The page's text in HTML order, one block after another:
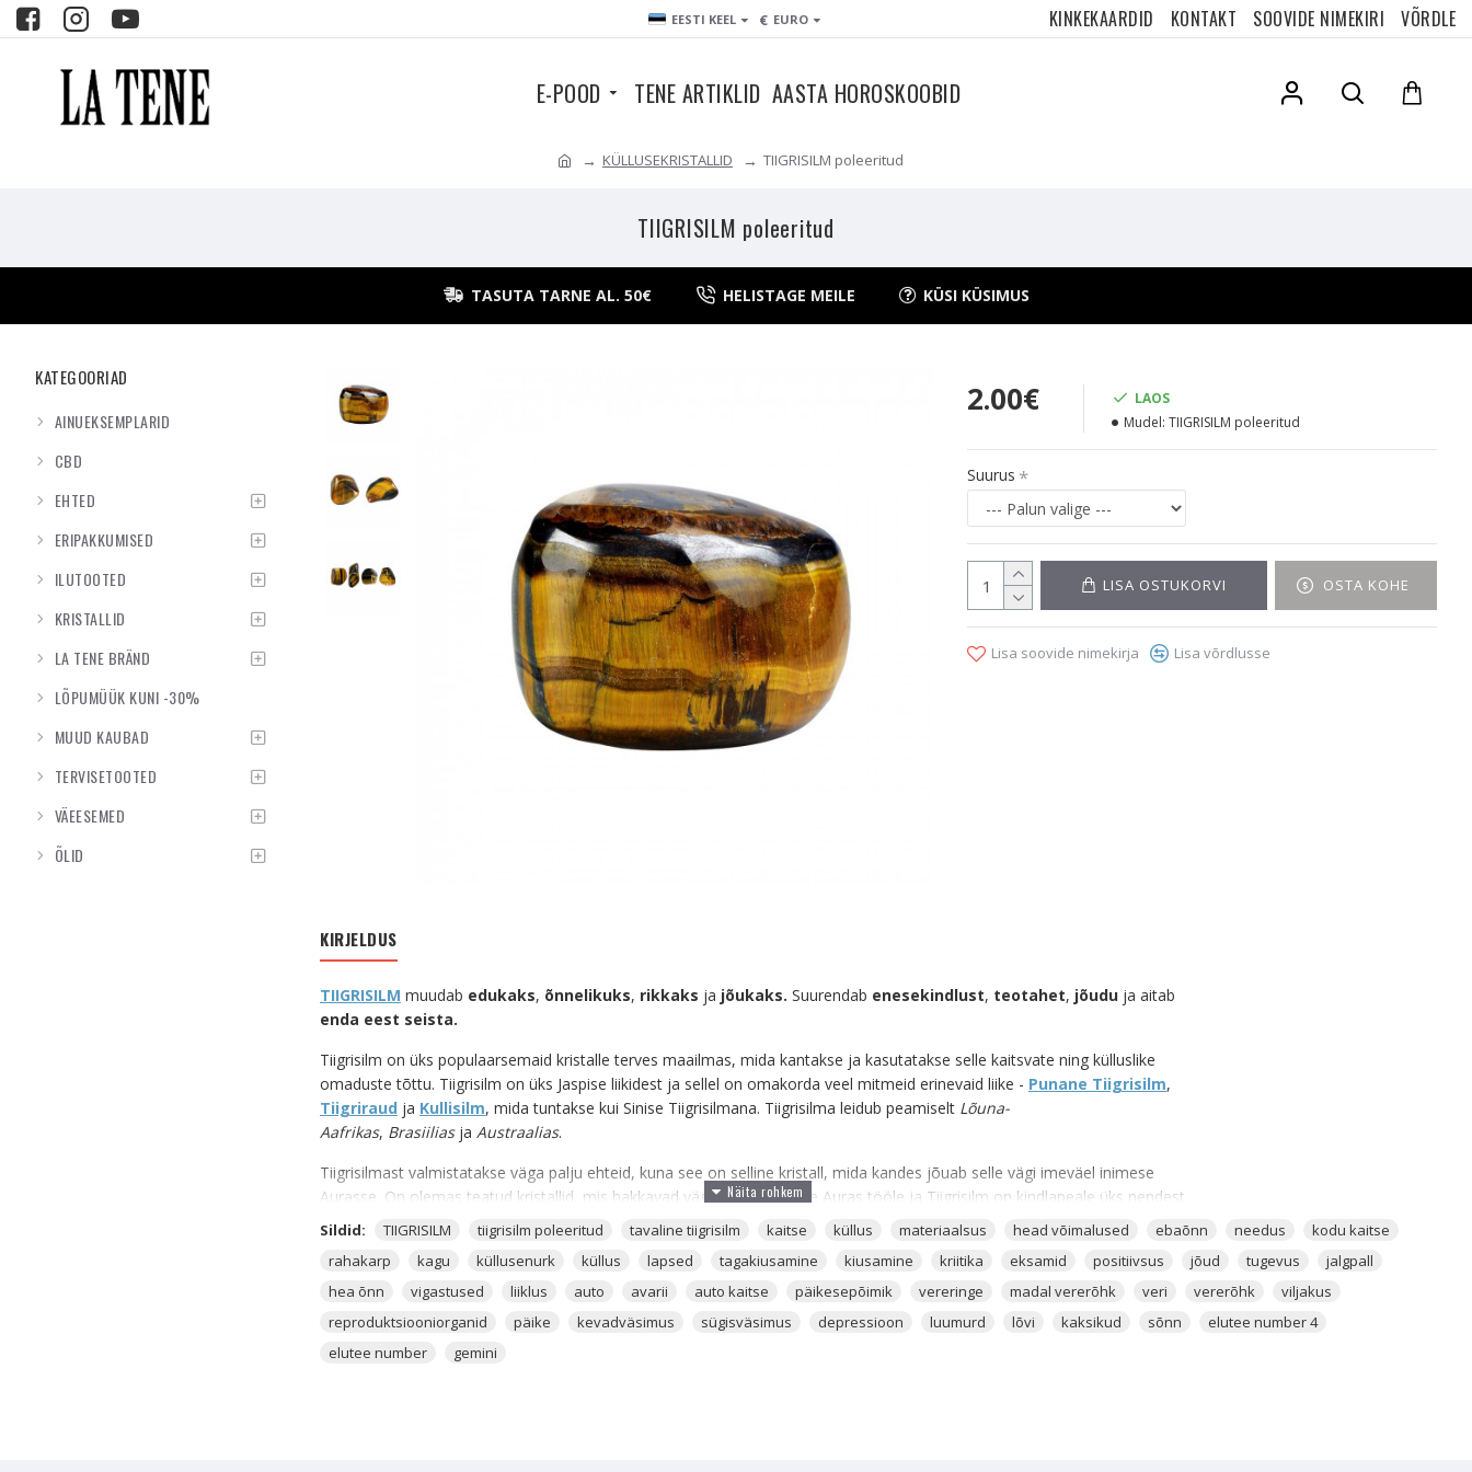
EESTI KEEL € EURO KINKEKAARDID KONTAKT SOOVIDE NIMEKIRI VÕRDLE
E-POOD TENE ARTIKLID AASTA HOROSKOOBID
KÜLLUSEKRISTALLID TIIGRISILM poleeritud
TIIGRISILM poleeritud
TASUTA TARNE AL. 50€ HELISTAGE MEILE KÜSI KÜSIMUS
KATEGOORIAD
AINUEKSEMPLARID
CBD
EHTED
ERIPAKKUMISED
ILUTOOTED
KRISTALLID
LA TENE BRÄND
LÕPUMÜÜK KUNI -30%
MUUD KAUBAD
TERVISETOOTED
VÄEESEMED
ÕLID
2.00€
LAOS
Mudel: TIIGRISILM poleeritud
Suurus
LISA OSTUKORVI OSTA KOHE
Lisa soovide nimekirja Lisa võrdlusse
KIRJELDUS
TIIGRISILM muudab edukaks, õnnelikuks, rikkaks ja jõukaks. Suurendab enesekindlust, teotahet, jõudu ja aitab
enda eest seista.
Tiigrisilm on üks populaarsemaid kristalle terves maailmas, mida kantakse ja kasutatakse selle kaitsvate ning külluslike
omaduste tõttu. Tiigrisilm on üks Jaspise liikidest ja sellel on omakorda veel mitmeid erinevaid liike - Punane Tiigrisilm,
Tiigriraud ja Kullisilm, mida tuntakse kui Sinise Tiigrisilmana. Tiigrisilma leidub peamiselt Lõuna-
Aafrikas, Brasiiliasja Austraalias.
Tiigrisilmast valmistatakse väga palju ehteid, kuna see on selline kristall, mida kandes jõuab selle vägi imeväel inimese
Aurasse. On olemas teatud kristallid, mis hakkavad väga kiirelt inimese Auras tööle ja Tiigrisilm on kindlapeale üks nendest.
Kui sulle meeldib Tiigrisilm, siis järelikult on sul selle väge vaja, see kehtib kõikide kristallide kohta.
Tiigrisilma võid leida väga paljudest erinevatest Kuuga seotudrituaalidest ja maagiatest, kuna sellel on tugev side Kuu
ning Päikesega. Seega on seda võimalik rakendada ka väga paljudes rituaalides.
vabastada sind võltsahelatest ja eemaldada sinus oskamatuse olla julge, enesekindel ning seista enda tõekspidamiste eest.
Sildid: TIIGRISILM tiigrisilm poleeritud tavaline tiigrisilm kaitse küllus materiaalsus head võimalused ebaõnn needus
kodu kaitse
rahakarp
kagu küllusenurk küllus lapsed tagakiusamine kiusamine kriitika eksamid positiivsus jõud tugevus
jalgpall
hea õnn
vigastused liiklus auto avarii auto kaitse päikesepõimik vereringe madal vererõhk veri vererõhk
viljakus
reproduktsiooniorganid
päike kevadväsimus sügisväsimus depressioon luumurd lõvi kaksikud sõnn
elutee number 4
elutee number
gemini